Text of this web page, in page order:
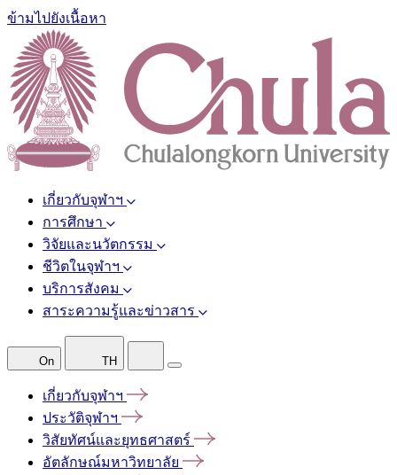
ข้ามไปยังเนื้อหา
เกี่ยวกับจุฬาฯ
การศึกษา
วิจัยและนวัตกรรม
ชีวิตในจุฬาฯ
บริการสังคม
สาระความรู้และข่าวสาร
On TH
เกี่ยวกับจุฬาฯ
ประวัติจุฬาฯ
วิสัยทัศน์และยุทธศาสตร์
อัตลักษณ์มหาวิทยาลัย